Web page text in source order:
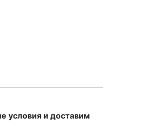
условия и доставим